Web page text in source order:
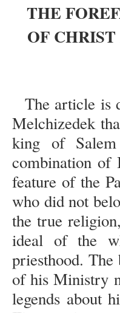
THE
OF
The article is
Melchizedek
king of
combination of
feature of the
who did not
the true
ideal of the
priesthood.
of his Ministry
legends about